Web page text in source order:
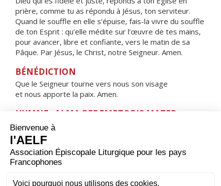
prière, comme tu as répondu à Jésus, ton serviteur.
Quand le souffle en elle s’épuise, fais-la vivre du souffle
de ton Esprit : qu’elle médite sur l’œuvre de tes mains,
pour avancer, libre et confiante, vers le matin de sa
Pâque. Par Jésus, le Christ, notre Seigneur. Amen.
BÉNÉDICTION
Que le Seigneur tourne vers nous son visage
et nous apporte la paix. Amen.
HYMNE : ALMA REDEMPTORIS MATER,
Alma Redemptoris Mater,
quæ pervia cæli porta manes, et stella maris,
succurre cadenti, surgere qui curat, populo :
tu quæ genuisti, natura mirante,
tuum sanctum Genitorem,